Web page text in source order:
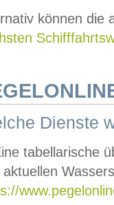
können die
Dienste
tabellarische
aktuellen